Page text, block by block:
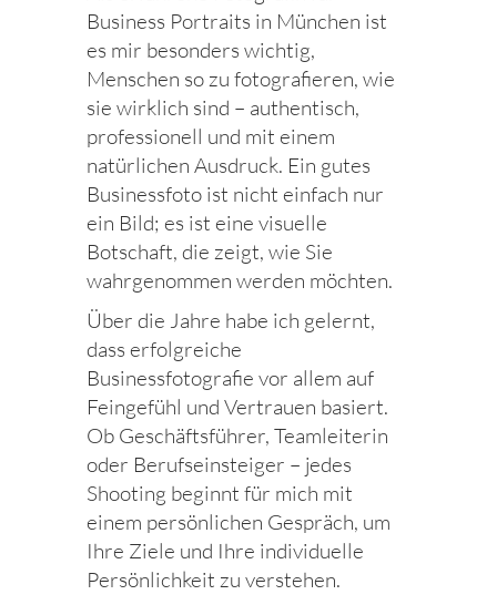
Business Portraits in München ist
es mir besonders wichtig,
Menschen so zu fotografieren, wie
sie wirklich sind – authentisch,
professionell und mit einem
natürlichen Ausdruck. Ein gutes
Businessfoto ist nicht einfach nur
ein Bild; es ist eine visuelle
Botschaft, die zeigt, wie Sie
wahrgenommen werden möchten.
Über die Jahre habe ich gelernt,
dass erfolgreiche
Businessfotografie vor allem auf
Feingefühl und Vertrauen basiert.
Ob Geschäftsführer, Teamleiterin
oder Berufseinsteiger – jedes
Shooting beginnt für mich mit
einem persönlichen Gespräch, um
Ihre Ziele und Ihre individuelle
Persönlichkeit zu verstehen.